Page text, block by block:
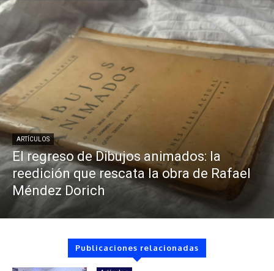
ARTÍCULOS
El regreso de Dibujos animados: la
reedición que rescata la obra de Rafael
Méndez Dorich
Publicaciones relacionadas